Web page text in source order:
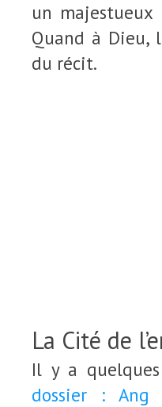
un
Quand à Dieu,
du récit.
La Cité de
Il y a
dossier : Ang